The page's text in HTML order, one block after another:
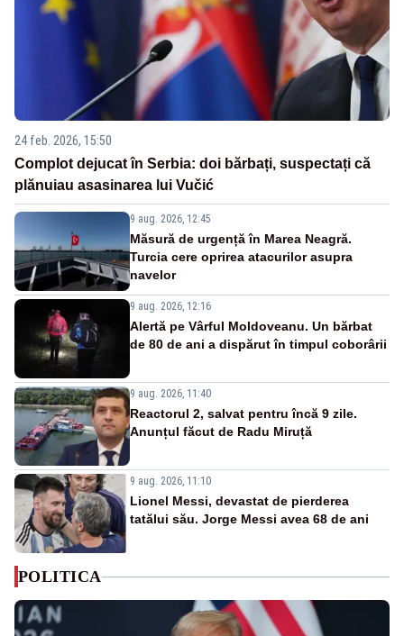
24 feb. 2026, 15:50
Complot dejucat în Serbia: doi bărbați, suspectați că
plănuiau asasinarea lui Vučić
9 aug. 2026, 12:45
Măsură de urgență în Marea Neagră.
Turcia cere oprirea atacurilor asupra
navelor
9 aug. 2026, 12:16
Alertă pe Vârful Moldoveanu. Un bărbat
de 80 de ani a dispărut în timpul coborârii
9 aug. 2026, 11:40
Reactorul 2, salvat pentru încă 9 zile.
Anunțul făcut de Radu Miruță
9 aug. 2026, 11:10
Lionel Messi, devastat de pierderea
tatălui său. Jorge Messi avea 68 de ani
POLITICA